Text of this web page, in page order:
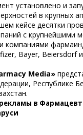
установлено и
в крупных
кейсе десятки
с крупнейшими
компаниями
Bayer, Beiersdorf
Media»
Республике
в